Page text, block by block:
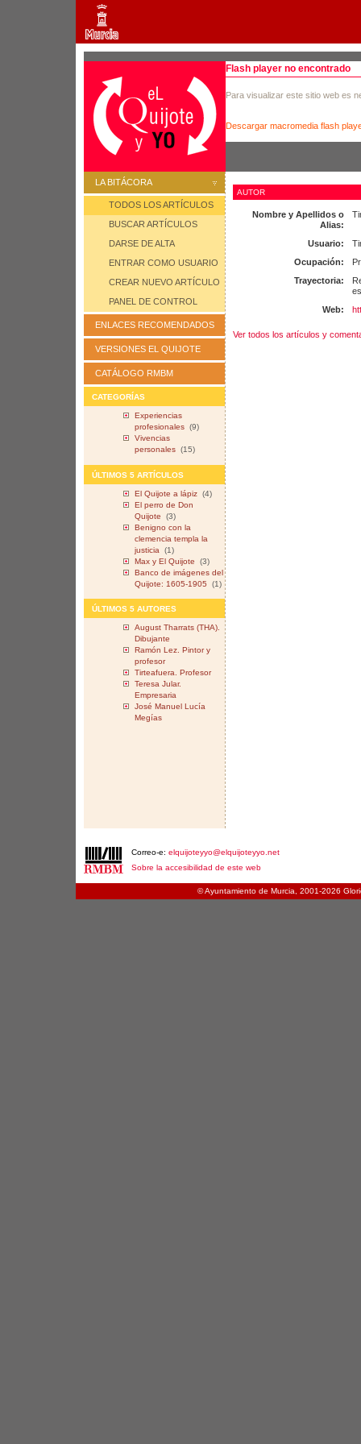
Flash player no encontrado
Para visualizar este sitio web es
Descargar macromedia flash
LA BITÁCORA
TODOS LOS ARTÍCULOS
BUSCAR ARTÍCULOS
DARSE DE ALTA
ENTRAR COMO USUARIO
CREAR NUEVO ARTÍCULO
PANEL DE CONTROL
ENLACES RECOMENDADOS
VERSIONES EL QUIJOTE
CATÁLOGO RMBM
CATEGORÍAS
Experiencias
profesionales (9)
Vivencias
personales (15)
ÚLTIMOS 5 ARTÍCULOS
El Quijote a lápiz (4)
El perro de Don
Quijote
(3)
Benigno con la
clemencia templa la
justicia
(1)
Max y El Quijote
(3)
Banco de imágenes del
Quijote: 1605-1905
(1)
ÚLTIMOS 5 AUTORES
August Tharrats (THA).
Dibujante
Ramón Lez. Pintor y
profesor
Tirteafuera. Profesor
Teresa Jular.
Empresaria
José Manuel Lucía
Megías
AUTOR
Nombre y Apellidos o
Alias:
Usuario:
Ocupación:
Trayectoria:
Web:
Ver todos los artículos y
Correo-e: elquijoteyyo@elquijoteyyo.net
Sobre la accesibilidad de este web
© Ayuntamiento de Murcia, 2001-2026